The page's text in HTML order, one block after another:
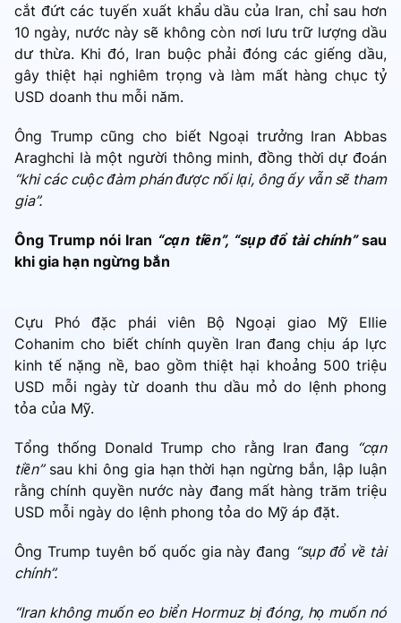
cắt đứt các tuyến xuất khẩu dầu của Iran, chỉ sau hơn
10 ngày, nước này sẽ không còn nơi lưu trữ lượng dầu
dư thừa. Khi đó, Iran buộc phải đóng các giếng dầu,
gây thiệt hại nghiêm trọng và làm mất hàng chục tỷ
USD doanh thu mỗi năm.
Ông Trump cũng cho biết Ngoại trưởng Iran Abbas
Araghchi là một người thông minh, đồng thời dự đoán
“khi các cuộc đàm phán được nối lại, ông ấy vẫn sẽ tham
gia”.
Ông Trump nói Iran “cạn tiền”, “sụp đổ tài chính”sau
khi gia hạn ngừng bắn
Cựu Phó đặc phái viên Bộ Ngoại giao Mỹ Ellie
Cohanim cho biết chính quyền Iran đang chịu áp lực
kinh tế nặng nề, bao gồm thiệt hại khoảng 500 triệu
USD mỗi ngày từ doanh thu dầu mỏ do lệnh phong
tỏa của Mỹ.
Tổng thống Donald Trump cho rằng Iran đang “cạn
tiền”sau khi ông gia hạn thời hạn ngừng bắn, lập luận
rằng chính quyền nước này đang mất hàng trăm triệu
USD mỗi ngày do lệnh phong tỏa do Mỹ áp đặt.
Ông Trump tuyên bố quốc gia này đang “sụp đổ về tài
chính”.
“Iran không muốn eo biển Hormuz bị đóng, họ muốn nó